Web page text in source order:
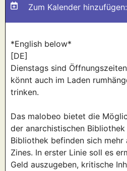
Zum Kalender hinzufügen:
*English below*
[DE]
Dienstags sind
könnt auch im Laden
trinken.
Das malobeo bietet die
der anarchistischen
Bibliothek befinden sich mehr
Zines. In erster Linie soll es
Geld auszugeben, kritische